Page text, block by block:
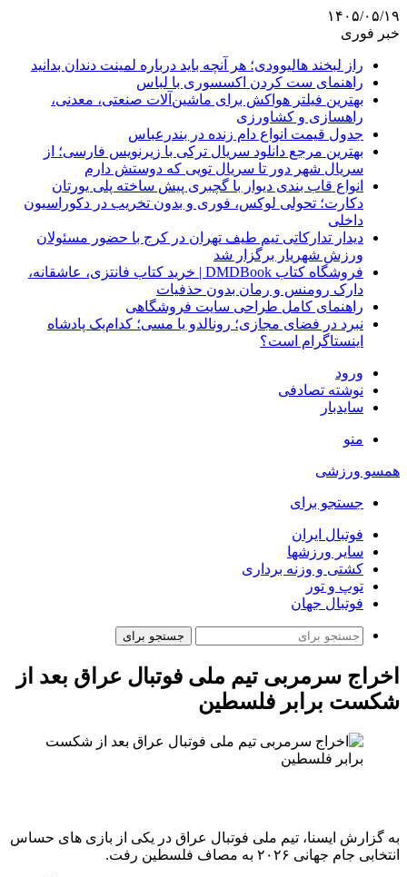
۱۴۰۵/۰۵/۱۹
خبر فوری
راز لبخند هالیوودی؛ هر آنچه باید درباره لمینت دندان بدانید
راهنمای ست کردن اکسسوری با لباس
بهترین فیلتر هواکش برای ماشین‌آلات صنعتی، معدنی،
راهسازی و کشاورزی
جدول قیمت انواع دام زنده در بندرعباس
بهترین مرجع دانلود سریال ترکی با زیرنویس فارسی؛ از
سریال شهر دور تا سریال تویی که دوستش دارم
انواع قاب بندی دیوار با گچبری پیش ساخته پلی یورتان
دکارت؛ تحولی لوکس، فوری و بدون تخریب در دکوراسیون
داخلی
دیدار تدارکاتی تیم طیف تهران در کرج با حضور مسئولان
ورزش شهریار برگزار شد
فروشگاه کتاب DMDBook | خرید کتاب فانتزی، عاشقانه،
دارک رومنس و رمان بدون حذفیات
راهنمای کامل طراحی سایت فروشگاهی
نبرد در فضای مجازی؛ رونالدو یا مسی؛ کدام‌یک پادشاه
اینستاگرام است؟
ورود
نوشته تصادفی
سایدبار
منو
همسو ورزشی
جستجو برای
فوتبال ایران
سایر ورزشها
کشتی و وزنه برداری
توپ و تور
فوتبال جهان
جستجو برای
اخراج سرمربی تیم ملی فوتبال عراق بعد از
شکست برابر فلسطین
به گزارش ایسنا، تیم ملی فوتبال عراق در یکی از بازی های حساس
انتخابی جام جهانی ۲۰۲۶ به مصاف فلسطین رفت.